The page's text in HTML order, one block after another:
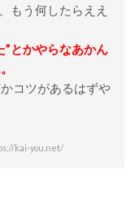
もう何したらええ
”とかやらなあかん
コツがあるはずや
kai-you.net/